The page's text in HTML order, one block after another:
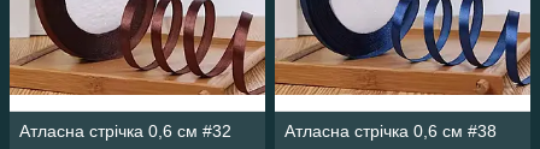
Атласна стрічка 0,6 см #32
Атласна стрічка 0,6 см #38